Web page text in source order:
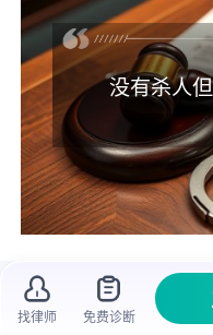
没有杀人
在生活里，大
关的案件，一般常
找律师 免费诊断